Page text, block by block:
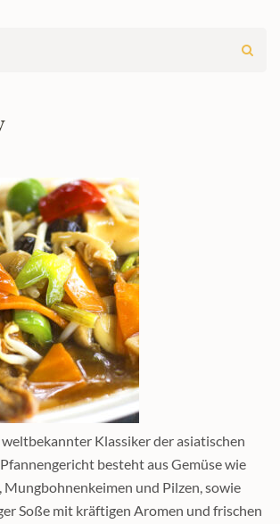
Klassiker der asiatischen
besteht aus Gemüse wie
Mungbohnenkeimen und Pilzen, sowie
Soße mit kräftigen Aromen und frischen